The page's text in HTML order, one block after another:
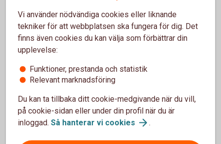
Ansök
Blankett för utbetalning (pdf)
Vi använder nödvändiga cookies eller liknande
tekniker för att webbplatsen ska fungera för dig. Det
finns även cookies du kan välja som förbättrar din
upplevelse:
Funktioner, prestanda och statistik
Relevant marknadsföring
Du kan ta tillbaka ditt cookie-medgivande när du vill,
på cookie-sidan eller under din profil när du är
inloggad. Så hanterar vi cookies .